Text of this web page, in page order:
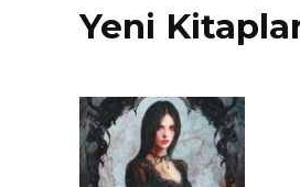
Yeni